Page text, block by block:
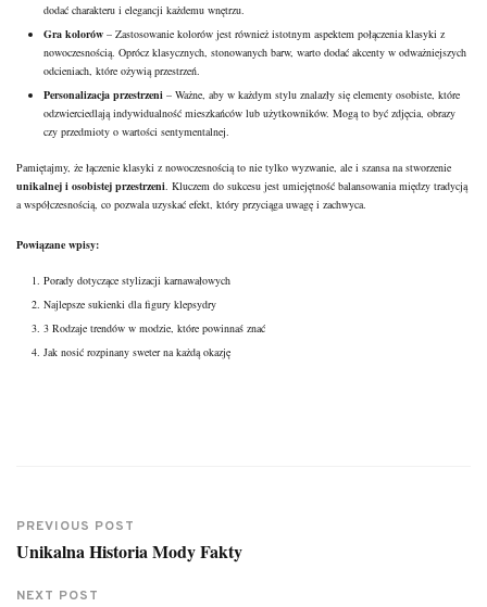
dodać charakteru i elegancji każdemu wnętrzu.
Gra kolorów – Zastosowanie kolorów jest również istotnym aspektem połączenia klasyki z
nowoczesnością. Oprócz klasycznych, stonowanych barw, warto dodać akcenty w odważniejszych
odcieniach, które ożywią przestrzeń.
Personalizacja przestrzeni – Ważne, aby w każdym stylu znalazły się elementy osobiste, które
odzwierciedlają indywidualność mieszkańców lub użytkowników. Mogą to być zdjęcia, obrazy
czy przedmioty o wartości sentymentalnej.
Pamiętajmy, że łączenie klasyki z nowoczesnością to nie tylko wyzwanie, ale i szansa na stworzenie
unikalnej i osobistej przestrzeni. Kluczem do sukcesu jest umiejętność balansowania między tradycją
a współczesnością, co pozwala uzyskać efekt, który przyciąga uwagę i zachwyca.
Powiązane wpisy:
Porady dotyczące stylizacji karnawałowych
Najlepsze sukienki dla figury klepsydry
3 Rodzaje trendów w modzie, które powinnaś znać
Jak nosić rozpinany sweter na każdą okazję
PREVIOUS POST
Unikalna Historia Mody Fakty
NEXT POST